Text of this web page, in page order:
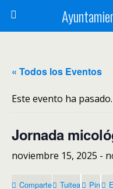
« Todos los Eventos
Este evento ha pasado.
Jornada
noviembre 15, 2025 -
Comparte Tuitea Pin